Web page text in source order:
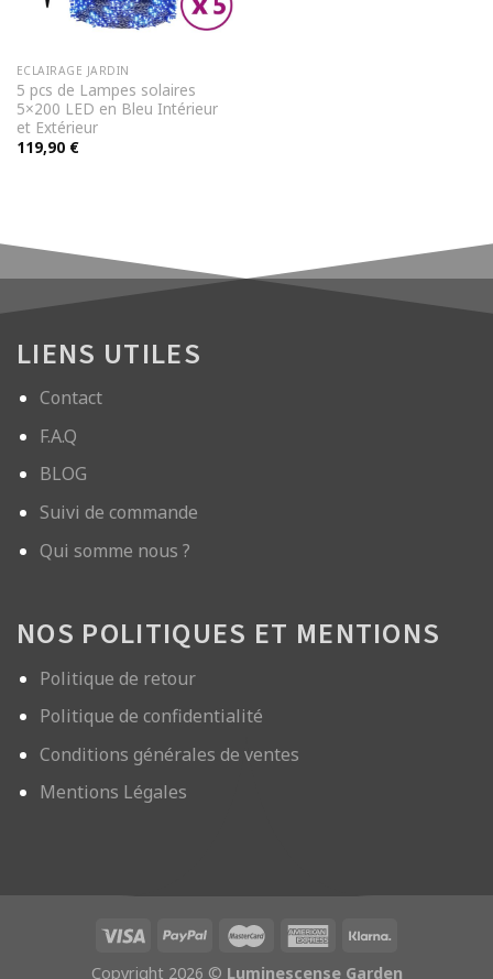
ECLAIRAGE JARDIN
5 pcs de Lampes solaires
5×200 LED en Bleu Intérieur
et Extérieur
119,90 €
LIENS UTILES
Contact
F.A.Q
BLOG
Suivi de commande
Qui somme nous ?
NOS POLITIQUES ET MENTIONS
Politique de retour
Politique de confidentialité
Conditions générales de ventes
Mentions Légales
Copyright 2026 © Luminescense Garden